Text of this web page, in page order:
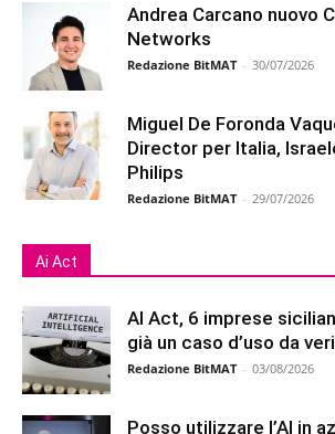
Andrea Carcano nuovo
Networks
Redazione BitMAT - 30/07/2026
Miguel De Foronda
Director per Italia,
Philips
Redazione BitMAT - 29/07/2026
Ai Act
AI Act, 6 imprese
già un caso d’uso da
Redazione BitMAT - 03/08/2026
Posso utilizzare l’AI in